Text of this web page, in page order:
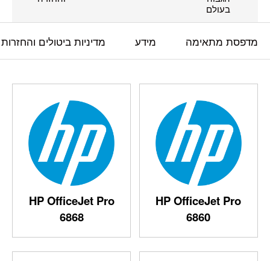
בעולם
מדפסת מתאימה מידע מדיניות ביטולים והחזרות
HP OfficeJet Pro
6860
HP OfficeJet Pro
6868